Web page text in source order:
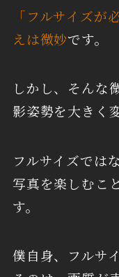
「フルサイズが
えは微妙です。
しかし、そんな
影姿勢を大きく
フルサイズでは
写真を楽しむこ
す。
僕自身、フルサ